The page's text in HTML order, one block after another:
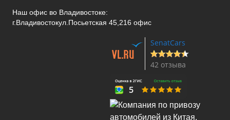
Наш офис во Владивостоке:
г.Владивостокул.Посьетская 45,216 офис
SenatCars
42 отзыва